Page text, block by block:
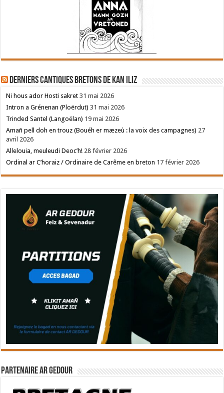
Derniers cantiques bretons de Kan Iliz
Ni hous ador Hosti sakret 31 mai 2026
Intron a Grénenan (Ploërdut) 31 mai 2026
Trinded Santel (Langoëlan) 19 mai 2026
Amañ pell doh en trouz (Bouéh er mæzeù : la voix des campagnes) 27
avril 2026
Allelouia, meuleudi Deoc’h! 28 février 2026
Ordinal ar C’horaiz / Ordinaire de Carême en breton 17 février 2026
Partenaire Ar Gedour